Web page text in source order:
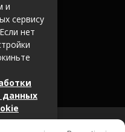
и
сервису
нет
данных